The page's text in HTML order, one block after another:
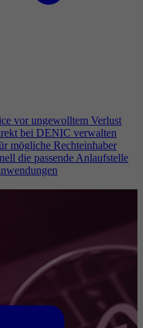
vor ungewolltem Verlust
bei DENIC verwalten
mögliche Rechteinhaber
die passende Anlaufstelle